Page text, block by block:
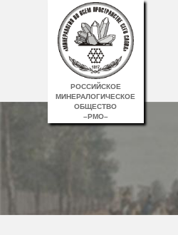
РОССИЙСКОЕ
МИНЕРАЛОГИЧЕСКОЕ
ОБЩЕСТВО
–РМО–